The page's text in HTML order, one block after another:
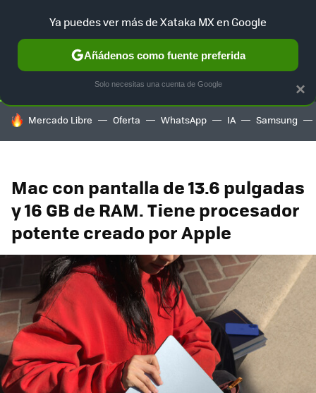
SELECCIÓN GAMING HOME AUTO TERRITORIO
HOY SE HABLA DE
Mercado Libre Oferta WhatsApp IA Samsung
Mac con pantalla de 13.6 pulgadas
y 16 GB de RAM. Tiene procesador
potente creado por Apple
×
Ya puedes ver más de Xataka MX en Google
Añádenos como fuente preferida
Solo necesitas una cuenta de Google